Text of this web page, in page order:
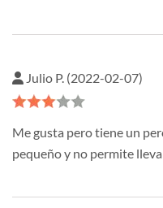
Julio P. (2022-02-07)
Me gusta pero tiene un
pequeño y no permite